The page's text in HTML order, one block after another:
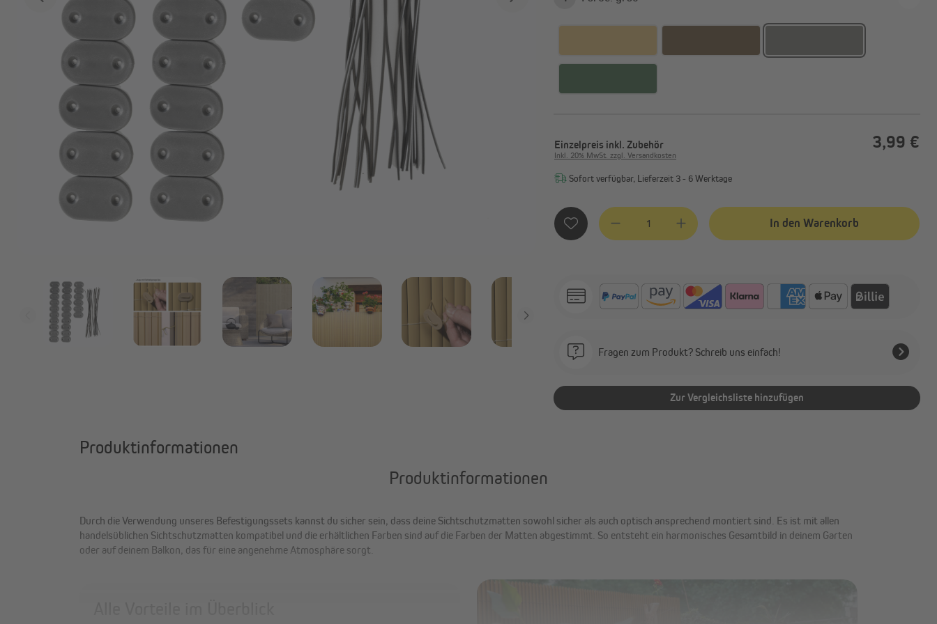
Angebote
Outlet
Pavillons & Zelte
Faltpavillons und Steckpavillons
Heizstrahler
Pavillon Zubehör & Ersatzteile
Alle anzeigen
Außenrollos | Senkrechtmarkisen
Einzelpreis inkl. Zubehör 3,99 €
Inkl. 20% MwSt. zzgl. Versandkosten
Sofort verfügbar, Lieferzeit 3 - 6 Werktage
Produkt Anzahl: Gib den gewünschten Wert ein oder benutze die
In den Warenkorb
Fragen zum Produkt? Schreib uns einfach!
Zur Vergleichsliste hinzufügen
Produktinformationen
Produktinformationen
Durch die Verwendung unseres Befestigungssets kannst du sicher sein, dass deine Sichtschutzmatten sowohl sicher als auch optisch ansprechend montiert sind. Es ist mit allen
handelsüblichen Sichtschutzmatten kompatibel und die erhältlichen Farben sind auf die Farben der Matten abgestimmt. So entsteht ein harmonisches Gesamtbild in deinem Garten
oder auf deinem Balkon, das für eine angenehme Atmosphäre sorgt.